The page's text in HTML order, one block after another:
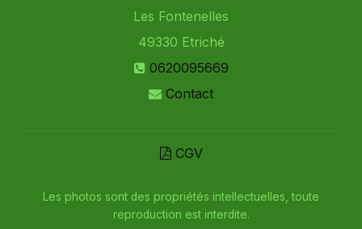
Les Fontenelles
49330 Etriché
0620095669
Contact
CGV
Les photos sont des propriétés intellectuelles, toute
reproduction est interdite.